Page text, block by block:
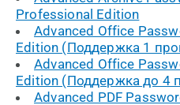
Professional Edition
Advanced Office
Edition (Поддержка 1
Advanced Office
Edition (Поддержка до 4
Advanced PDF